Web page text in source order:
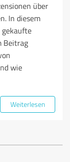
über
In diesem
Beitrag
wie
Weiterlesen